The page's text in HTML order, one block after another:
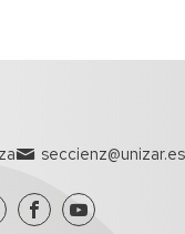
seccienz@unizar.es